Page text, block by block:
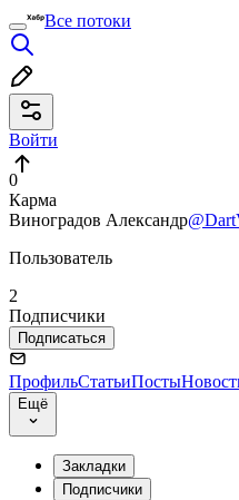
Все потоки
Войти
0
Карма
Виноградов Александр
Пользователь
2
Подписчики
Подписаться
ПрофильСтатьиПосты
Ещё
Закладки
Подписчики